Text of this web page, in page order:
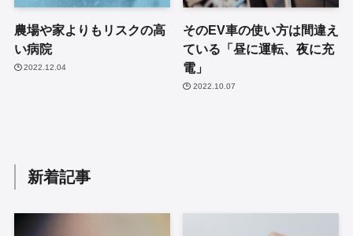
農場や家よりもリスクの高
い病院
2022.12.04
そのEV車の使い方は間違え
ている「昼に運転、夜に充
電」
2022.10.07
新着記事